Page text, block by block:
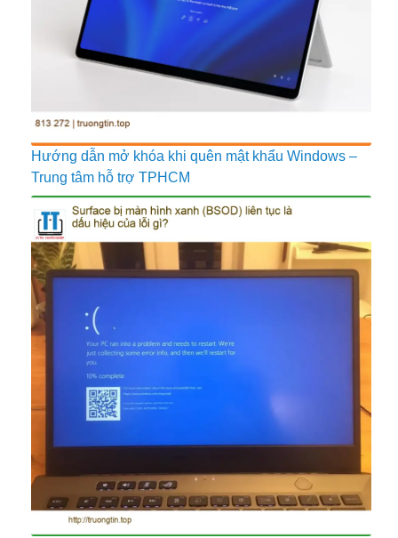
Hướng dẫn mở khóa khi quên mật khẩu Windows –
Trung tâm hỗ trợ TPHCM